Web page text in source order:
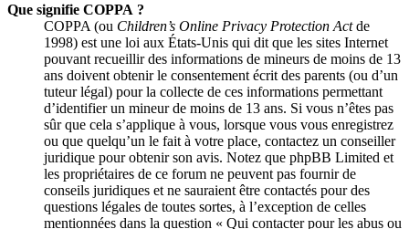
Que signifie COPPA ?
COPPA (ou Children’s Online Privacy Protection Actde
1998) est une loi aux États-Unis qui dit que les sites Internet
pouvant recueillir des informations de mineurs de moins de 13
ans doivent obtenir le consentement écrit des parents (ou d’un
tuteur légal) pour la collecte de ces informations permettant
d’identifier un mineur de moins de 13 ans. Si vous n’êtes pas
sûr que cela s’applique à vous, lorsque vous vous enregistrez
ou que quelqu’un le fait à votre place, contactez un conseiller
juridique pour obtenir son avis. Notez que phpBB Limited et
les propriétaires de ce forum ne peuvent pas fournir de
conseils juridiques et ne sauraient être contactés pour des
questions légales de toutes sortes, à l’exception de celles
mentionnées dans la question « Qui contacter pour les abus ou